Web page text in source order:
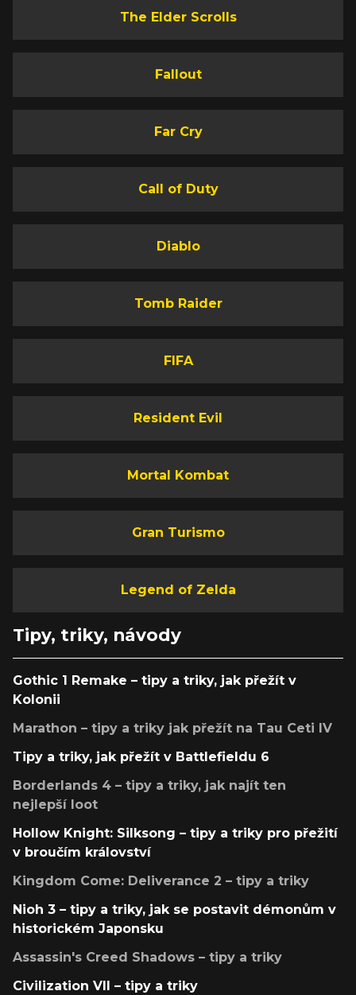
The Elder Scrolls
Fallout
Far Cry
Call of Duty
Diablo
Tomb Raider
FIFA
Resident Evil
Mortal Kombat
Gran Turismo
Legend of Zelda
Tipy, triky, návody
Gothic 1 Remake – tipy a triky, jak přežít v
Kolonii
Marathon – tipy a triky jak přežít na Tau Ceti IV
Tipy a triky, jak přežít v Battlefieldu 6
Borderlands 4 – tipy a triky, jak najít ten
nejlepší loot
Hollow Knight: Silksong – tipy a triky pro přežití
v broučím království
Kingdom Come: Deliverance 2 – tipy a triky
Nioh 3 – tipy a triky, jak se postavit démonům v
historickém Japonsku
Assassin's Creed Shadows – tipy a triky
Civilization VII – tipy a triky